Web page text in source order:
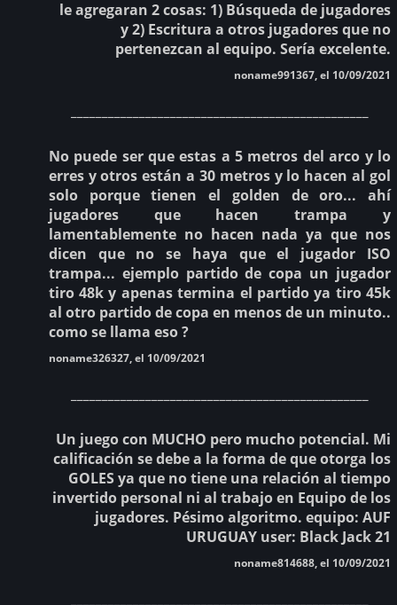
le agregaran 2 cosas: 1) Búsqueda de jugadores
y 2) Escritura a otros jugadores que no
pertenezcan al equipo. Sería excelente.
noname991367, el 10/09/2021
No puede ser que estas a 5 metros del arco y lo
erres y otros están a 30 metros y lo hacen al gol
solo porque tienen el golden de oro... ahí
jugadores que hacen trampa y
lamentablemente no hacen nada ya que nos
dicen que no se haya que el jugador ISO
trampa... ejemplo partido de copa un jugador
tiro 48k y apenas termina el partido ya tiro 45k
al otro partido de copa en menos de un minuto..
como se llama eso ?
noname326327, el 10/09/2021
Un juego con MUCHO pero mucho potencial. Mi
calificación se debe a la forma de que otorga los
GOLES ya que no tiene una relación al tiempo
invertido personal ni al trabajo en Equipo de los
jugadores. Pésimo algoritmo. equipo: AUF
URUGUAY user: Black Jack 21
noname814688, el 10/09/2021